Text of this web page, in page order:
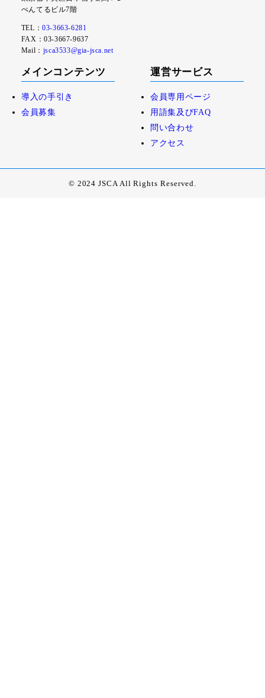
ぺんてるビル7階
TEL：03-3663-6281
FAX：03-3667-9637
Mail： jsca3533@gia-jsca.net
メインコンテンツ
導入の手引き
会員募集
運営サービス
会員専用ページ
用語集及びFAQ
問い合わせ
アクセス
© 2024 JSCA All Rights Reserved.